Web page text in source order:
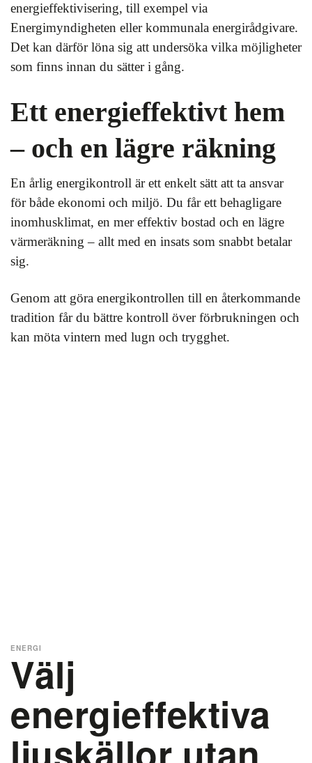
energieffektivisering, till exempel via
Energimyndigheten eller kommunala energirådgivare.
Det kan därför löna sig att undersöka vilka möjligheter
som finns innan du sätter i gång.
Ett energieffektivt hem
– och en lägre räkning
En årlig energikontroll är ett enkelt sätt att ta ansvar
för både ekonomi och miljö. Du får ett behagligare
inomhusklimat, en mer effektiv bostad och en lägre
värmeräkning – allt med en insats som snabbt betalar
sig.
Genom att göra energikontrollen till en återkommande
tradition får du bättre kontroll över förbrukningen och
kan möta vintern med lugn och trygghet.
Välj
energieffektiva
ENERGI